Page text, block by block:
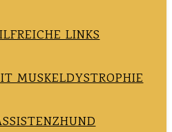
LINKS
MUSKELDYSTROPHIE